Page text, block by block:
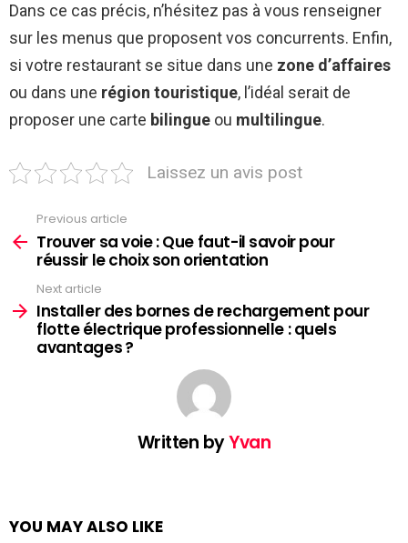
Dans ce cas précis, n’hésitez pas à vous renseigner
sur les menus que proposent vos concurrents. Enfin,
si votre restaurant se situe dans une zone d’affaires
ou dans une région touristique, l’idéal serait de
proposer une carte bilingue ou multilingue.
Laissez un avis post
more
Previous article
Trouver sa voie : Que faut-il savoir pour
réussir le choix son orientation
Next article
Installer des bornes de rechargement pour
flotte électrique professionnelle : quels
avantages ?
Written byYvan
YOU MAY ALSO LIKE